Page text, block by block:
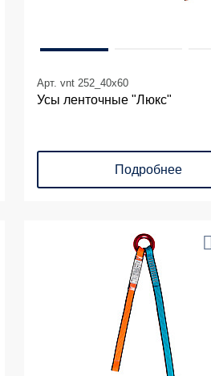
Арт. vnt 252_40х60
Усы ленточные "Люкс"
Подробнее